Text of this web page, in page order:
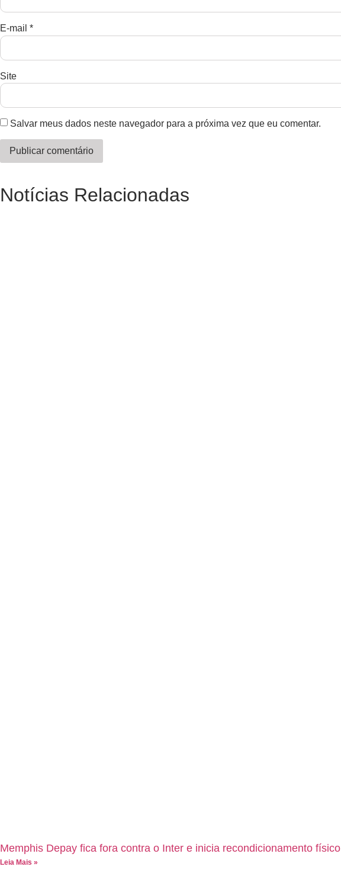
E-mail *
Site
Salvar meus dados neste navegador para a próxima vez que eu comentar.
Notícias Relacionadas
Memphis Depay fica fora contra o Inter e inicia recondicionamento físico
Leia Mais »